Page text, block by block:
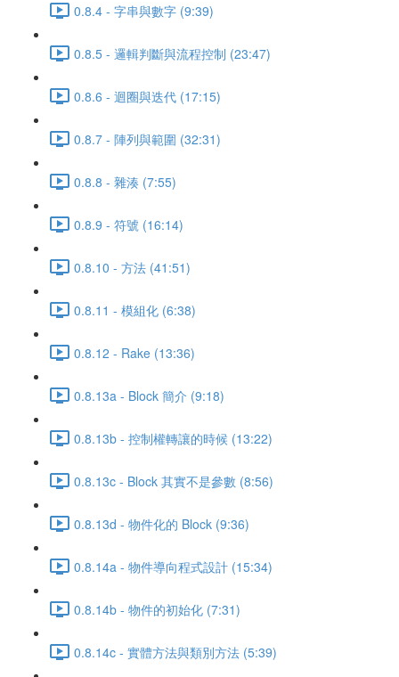
0.8.4 - 字串與數字 (9:39)
0.8.5 - 邏輯判斷與流程控制 (23:47)
0.8.6 - 迴圈與迭代 (17:15)
0.8.7 - 陣列與範圍 (32:31)
0.8.8 - 雜湊 (7:55)
0.8.9 - 符號 (16:14)
0.8.10 - 方法 (41:51)
0.8.11 - 模組化 (6:38)
0.8.12 - Rake (13:36)
0.8.13a - Block 簡介 (9:18)
0.8.13b - 控制權轉讓的時候 (13:22)
0.8.13c - Block 其實不是參數 (8:56)
0.8.13d - 物件化的 Block (9:36)
0.8.14a - 物件導向程式設計 (15:34)
0.8.14b - 物件的初始化 (7:31)
0.8.14c - 實體方法與類別方法 (5:39)